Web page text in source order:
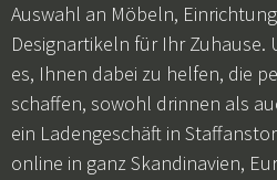
Auswahl an Möbeln,
Designartikeln für Ihr Zuhause.
es, Ihnen dabei zu helfen, die
schaffen, sowohl drinnen als
ein Ladengeschäft in
online in ganz Skandinavien,